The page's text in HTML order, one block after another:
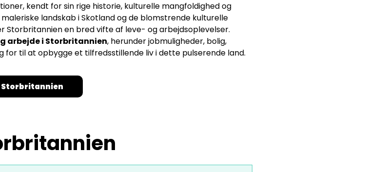
kendt for sin rige historie, kulturelle mangfoldighed og
landskab i Skotland og de blomstrende kulturelle
Storbritannien en bred vifte af leve- og arbejdsoplevelser.
arbejde i Storbritannien, herunder jobmuligheder, bolig,
til at opbygge et tilfredsstillende liv i dette pulserende land.
Storbritannien